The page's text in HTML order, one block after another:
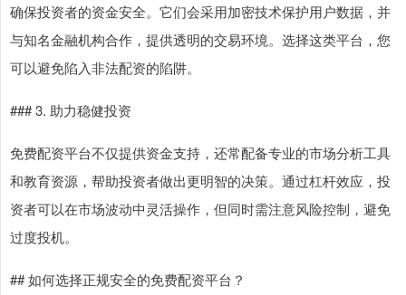
确保投资者的资金安全。它们会采用加密技术保护用户数据，并
与知名金融机构合作，提供透明的交易环境。选择这类平台，您
可以避免陷入非法配资的陷阱。
### 3. 助力稳健投资
免费配资平台不仅提供资金支持，还常配备专业的市场分析工具
和教育资源，帮助投资者做出更明智的决策。通过杠杆效应，投
资者可以在市场波动中灵活操作，但同时需注意风险控制，避免
过度投机。
## 如何选择正规安全的免费配资平台？